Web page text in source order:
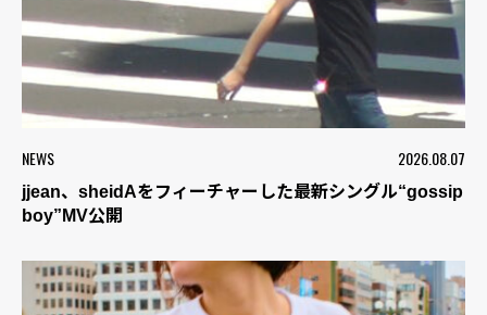
NEWS 2026.08.07
jjean、sheidAをフィーチャーした最新シングル“gossip
boy”MV公開